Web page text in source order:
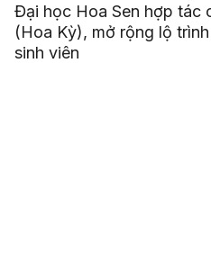
Đại học Hoa Sen hợp tác
(Hoa Kỳ), mở rộng lộ
sinh viên